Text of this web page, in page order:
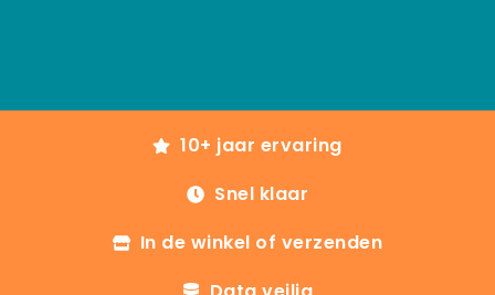
10+ jaar ervaring
Snel klaar
In de winkel of verzenden